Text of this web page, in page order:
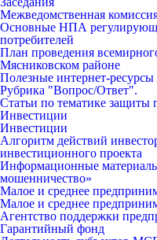
Межведомственная
Основные НПА
потребителей
План проведения
Мясниковском районе
Полезные интернет-ресурсы
Рубрика "Вопрос/Ответ".
Статьи по тематике защиты
Инвестиции
Инвестиции
Алгоритм действий
инвестиционного проекта
Информационные
мошенничество»
Малое и среднее
Малое и среднее
Агентство поддержки
Гарантийный фонд